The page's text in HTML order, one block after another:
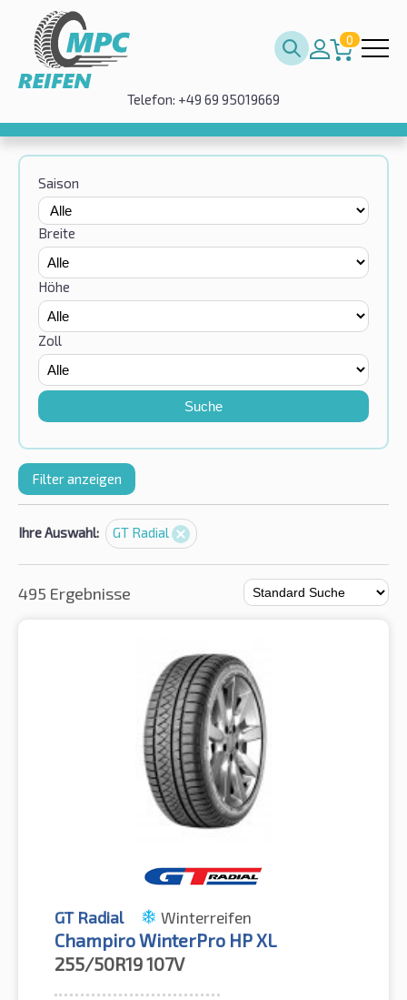
0
Telefon: +49 69 95019669
Saison
Breite
Höhe
Zoll
Suche
Filter anzeigen
Ihre Auswahl: GT Radial
495 Ergebnisse
GT Radial Winterreifen
Champiro WinterPro HP XL
255/50R19107V